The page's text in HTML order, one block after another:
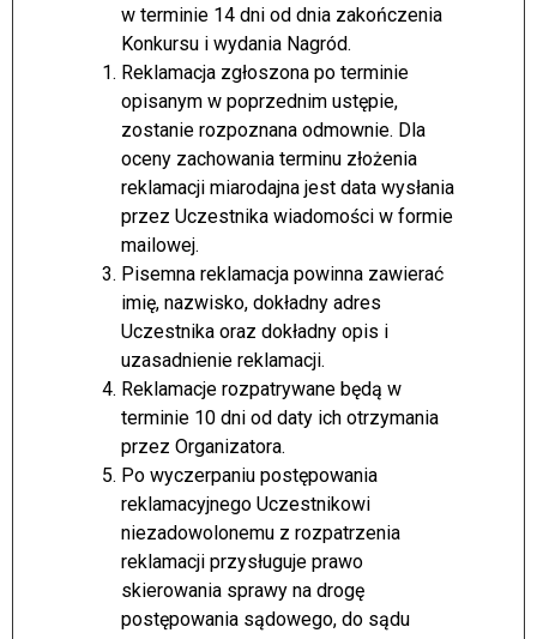
w terminie 14 dni od dnia zakończenia
Konkursu i wydania Nagród.
Reklamacja zgłoszona po terminie
opisanym w poprzednim ustępie,
zostanie rozpoznana odmownie. Dla
oceny zachowania terminu złożenia
reklamacji miarodajna jest data wysłania
przez Uczestnika wiadomości w formie
mailowej.
Pisemna reklamacja powinna zawierać
imię, nazwisko, dokładny adres
Uczestnika oraz dokładny opis i
uzasadnienie reklamacji.
Reklamacje rozpatrywane będą w
terminie 10 dni od daty ich otrzymania
przez Organizatora.
Po wyczerpaniu postępowania
reklamacyjnego Uczestnikowi
niezadowolonemu z rozpatrzenia
reklamacji przysługuje prawo
skierowania sprawy na drogę
postępowania sądowego, do sądu